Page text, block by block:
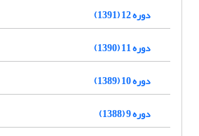
دوره 12 (1391)
دوره 11 (1390)
دوره 10 (1389)
دوره 9 (1388)